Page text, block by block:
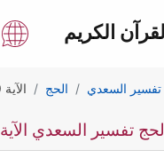
الكريم
تفسير السعدي الحج الآية 9
تفسير السعدي الآية 9